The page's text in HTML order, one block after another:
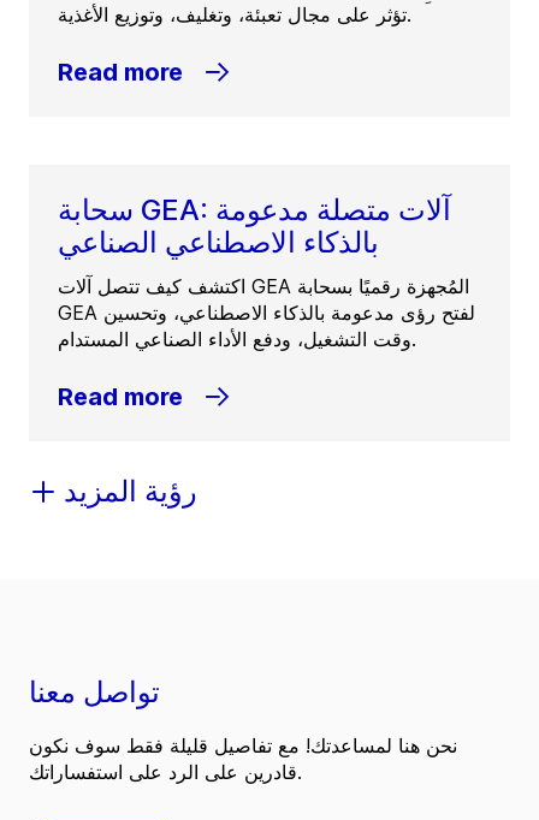
تؤثر على مجال تعبئة، وتغليف، وتوزيع الأغذية.
Read more
سحابة GEA: آلات متصلة مدعومة
بالذكاء الاصطناعي الصناعي
اكتشف كيف تتصل آلات GEA المُجهزة رقميًا بسحابة
GEA لفتح رؤى مدعومة بالذكاء الاصطناعي، وتحسين
وقت التشغيل، ودفع الأداء الصناعي المستدام.
Read more
رؤية المزيد
تواصل معنا
نحن هنا لمساعدتك! مع تفاصيل قليلة فقط سوف نكون
قادرين على الرد على استفساراتك.